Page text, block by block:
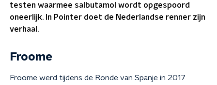
testen waarmee salbutamol wordt opgespoord
oneerlijk. In Pointer doet de Nederlandse renner zijn
verhaal.
Froome
Froome werd tijdens de Ronde van Spanje in 2017